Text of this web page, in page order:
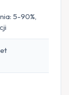
5-90%,